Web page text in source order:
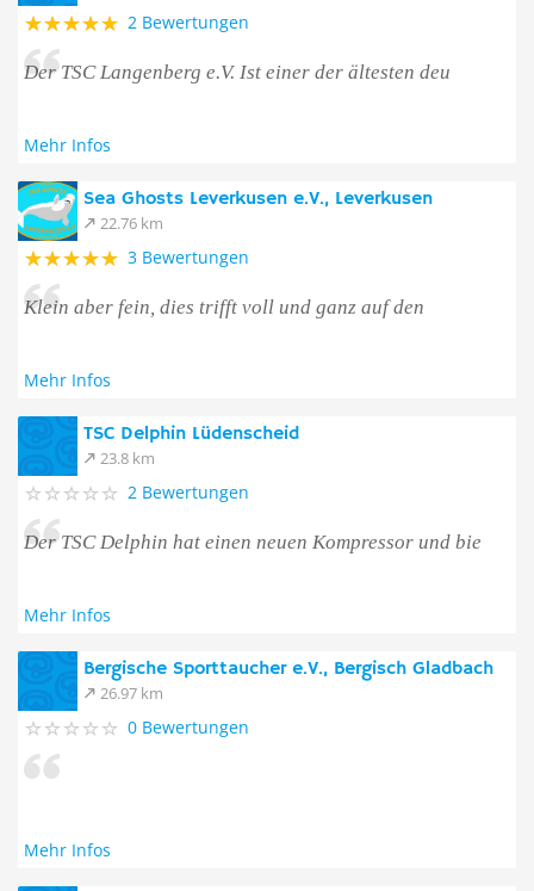
2 Bewertungen
Der TSC Langenberg e.V. Ist einer der ältesten deu
Mehr Infos
Sea Ghosts Leverkusen e.V., Leverkusen
22.76 km
3 Bewertungen
Klein aber fein, dies trifft voll und ganz auf den
Mehr Infos
TSC Delphin Lüdenscheid
23.8 km
2 Bewertungen
Der TSC Delphin hat einen neuen Kompressor und bie
Mehr Infos
Bergische Sporttaucher e.V., Bergisch Gladbach
26.97 km
0 Bewertungen
Mehr Infos